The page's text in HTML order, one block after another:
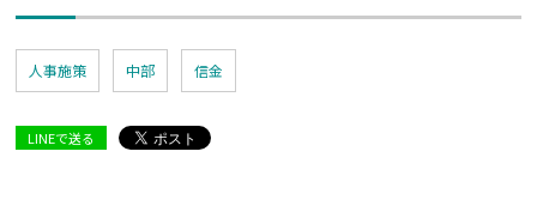
人事施策 中部 信金
LINEで送る